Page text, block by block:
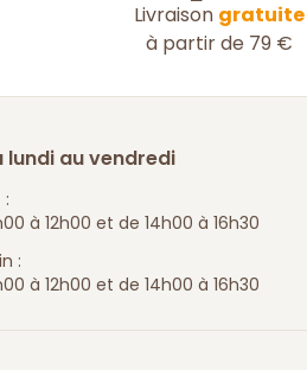
Livraison gratuite
à partir de 79 €
lundi au vendredi
à 12h00 et de 14h00 à 16h30
:
à 12h00 et de 14h00 à 16h30